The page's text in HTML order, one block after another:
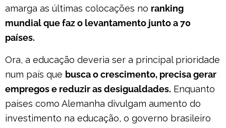
amarga as últimas colocações no ranking
mundial que faz o levantamento junto a 70
países.
Ora, a educação deveria ser a principal prioridade
num país que busca o crescimento, precisa gerar
empregos e reduzir as desigualdades. Enquanto
países como Alemanha divulgam aumento do
investimento na educação, o governo brasileiro